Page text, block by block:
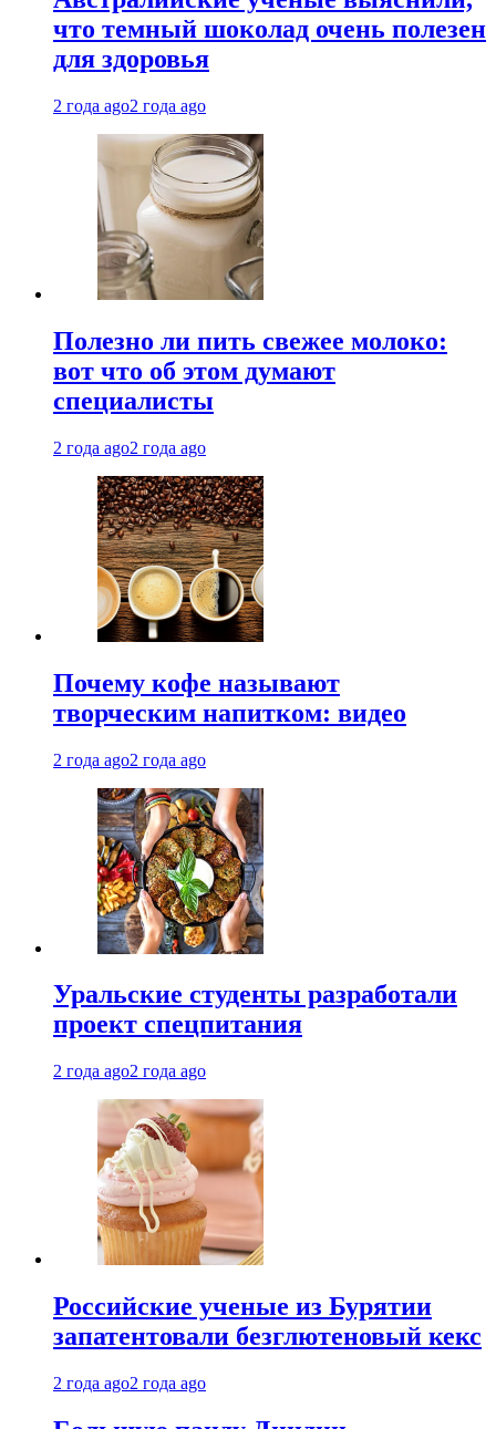
что темный шоколад очень полезен
для здоровья
2 года ago2 года ago
Полезно ли пить свежее молоко:
вот что об этом думают
специалисты
2 года ago2 года ago
Почему кофе называют
творческим напитком: видео
2 года ago2 года ago
Уральские студенты разработали
проект спецпитания
2 года ago2 года ago
Российские ученые из Бурятии
запатентовали безглютеновый кекс
2 года ago2 года ago